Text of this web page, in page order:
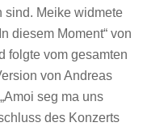
sind. Meike widmete
diesem Moment“ von
folgte vom gesamten
von Andreas
seg ma uns
des Konzerts